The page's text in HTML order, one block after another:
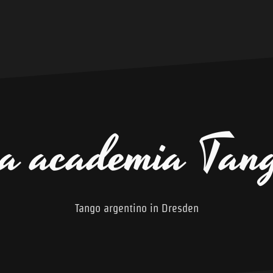
academia
Tango argentino in Dresden